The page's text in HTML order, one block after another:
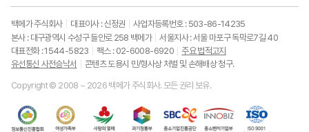
백메가 주식회사 대표이사 : 신정권
사업자등록번호 : 503-86-14235
본사 : 대구광역시 수성구 들안로 258 백메가
서울지사 : 서울 마포구 독막로7길 40
대표전화 : 1544-5823
팩스 : 02-6008-6920
주요 법적고지
유선통신 사전승낙서
콘텐츠 도용시 민/형사상 처벌 및 손해배상 청구.
Copyright © 2008 ~ 2026 백메가 주식회사. 모든 권리 보유.
정
랑
의
중
소
기
중
소
벤
ISO9001